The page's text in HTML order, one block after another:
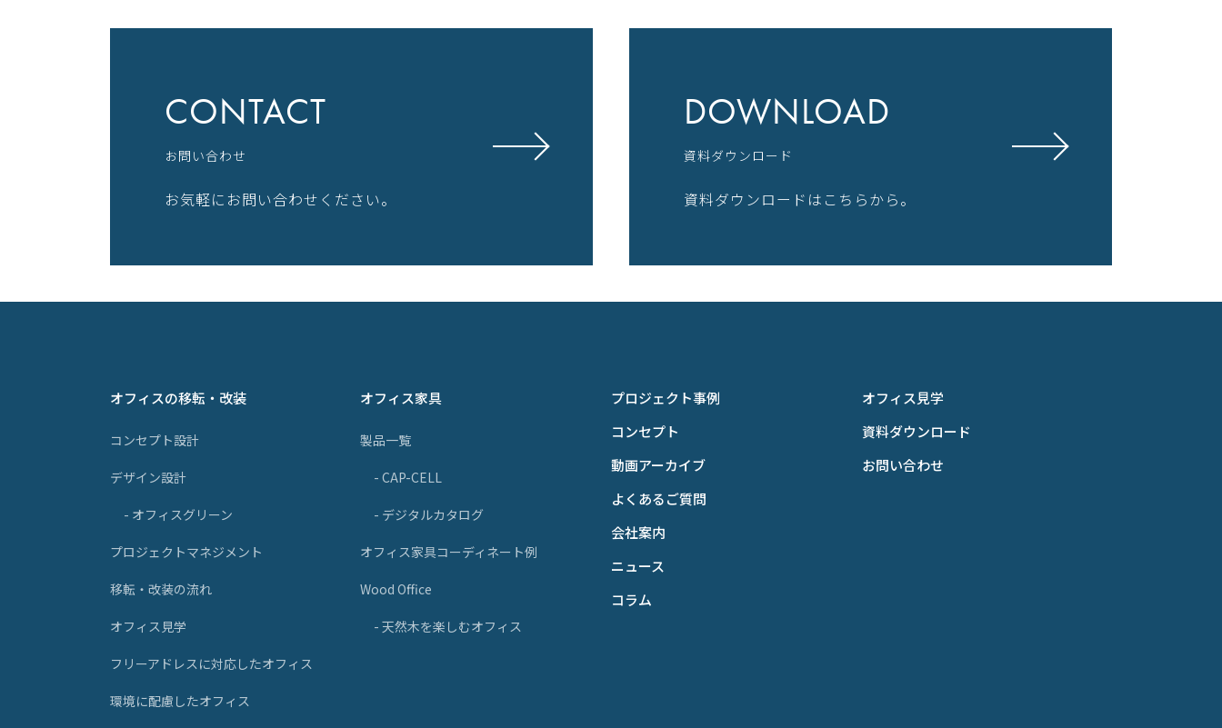
CONTACT
お問い合わせ
お気軽にお問い合わせください。
DOWNLOAD
資料ダウンロード
資料ダウンロードはこちらから。
オフィスの移転・改装
コンセプト設計
デザイン設計
- オフィスグリーン
プロジェクトマネジメント
移転・改装の流れ
オフィス見学
フリーアドレスに対応したオフィス
環境に配慮したオフィス
オフィス家具
製品一覧
- CAP-CELL
- デジタルカタログ
オフィス家具コーディネート例
Wood Office
- 天然木を楽しむオフィス
プロジェクト事例
コンセプト
動画アーカイブ
よくあるご質問
会社案内
ニュース
コラム
オフィス見学
資料ダウンロード
お問い合わせ